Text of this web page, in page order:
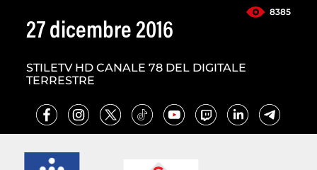
8385
27 dicembre 2016
STILETV HD CANALE 78 DEL DIGITALE
TERRESTRE